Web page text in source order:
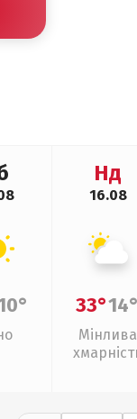
Нд
16.08
33°14°
Мінлива